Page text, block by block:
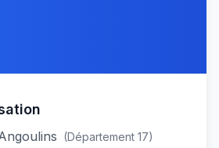
(Département 17)